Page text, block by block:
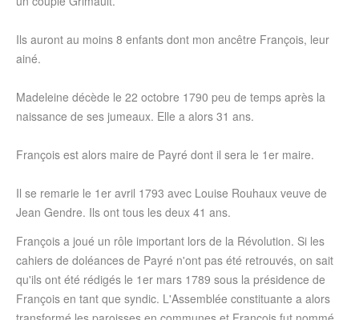
Ils auront au moins 8 enfants dont mon ancêtre François, leur
ainé.
Madeleine décède le 22 octobre 1790 peu de temps après la
naissance de ses jumeaux. Elle a alors 31 ans.
François est alors maire de Payré dont il sera le 1er maire.
Il se remarie le 1er avril 1793 avec Louise Rouhaux veuve de
Jean Gendre. Ils ont tous les deux 41 ans.
François a joué un rôle important lors de la Révolution. Si les
cahiers de doléances de Payré n'ont pas été retrouvés, on sait
qu'ils ont été rédigés le 1er mars 1789 sous la présidence de
François en tant que syndic. L'Assemblée constituante a alors